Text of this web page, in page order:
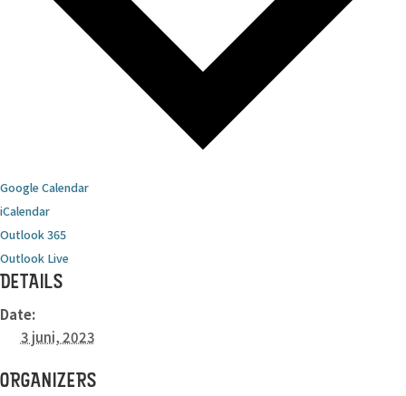
Google Calendar
iCalendar
Outlook 365
Outlook Live
DETAILS
Date:
3 juni, 2023
ORGANIZERS